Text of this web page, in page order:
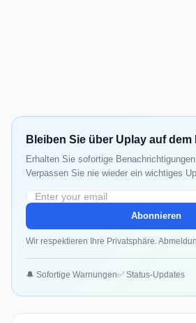
Bleiben Sie über Uplay auf dem
Erhalten Sie sofortige
Verpassen Sie nie wieder ein wichtiges
Abonnieren
Wir respektieren Ihre Privatsphäre.
🔔 Sofortige Warnungen✅ Status-Updates